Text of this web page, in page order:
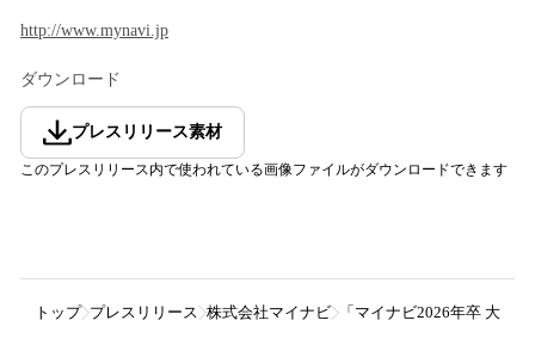
http://www.mynavi.jp
ダウンロード
プレスリリース素材
このプレスリリース内で使われている画像ファイルがダウンロードできます
トップ プレスリリース 株式会社マイナビ 「マイナビ2026年卒 大学